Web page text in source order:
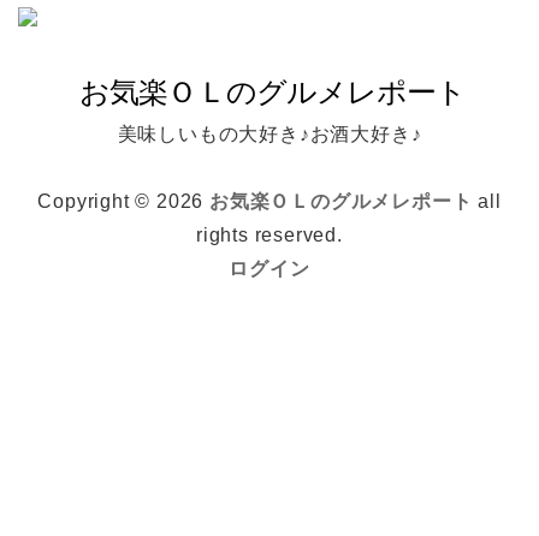
美味しいもの大好き♪お酒大好き♪
Copyright © 2026 お気楽ＯＬのグルメレポート all
rights reserved.
ログイン